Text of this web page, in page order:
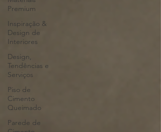
Premium
Inspiração &
Design de
Interiores
Design,
Tendências e
Serviços
Piso de
Cimento
Queimado
Parede de